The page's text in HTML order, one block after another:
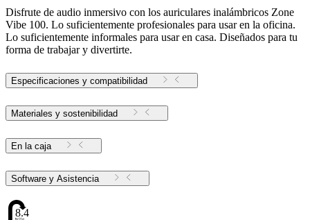
Disfrute de audio inmersivo con los auriculares inalámbricos Zone
Vibe 100. Lo suficientemente profesionales para usar en la oficina.
Lo suficientemente informales para usar en casa. Diseñados para tu
forma de trabajar y divertirte.
Especificaciones y compatibilidad
Materiales y sostenibilidad
En la caja
Software y Asistencia
8.45